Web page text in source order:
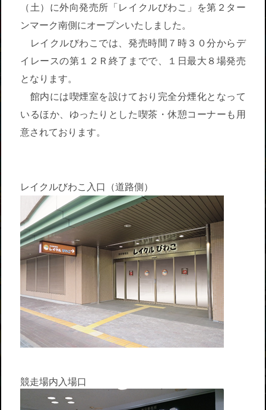
（土）に外向発売所「レイクルびわこ」を第２ター
ンマーク南側にオープンいたしました。
レイクルびわこでは、発売時間７時３０分からデ
イレースの第１２Ｒ終了までで、１日最大８場発売
となります。
館内には喫煙室を設けており完全分煙化となって
いるほか、ゆったりとした喫茶・休憩コーナーも用
意されております。
レイクルびわこ入口（道路側）
競走場内入場口